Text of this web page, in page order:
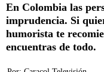
En Colombia las
imprudencia. Si
humorista te
encuentras de todo.